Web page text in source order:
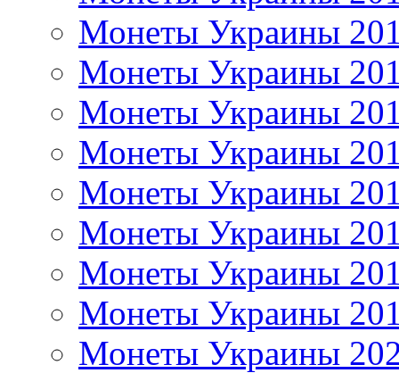
Монеты Украины
Монеты Украины
Монеты Украины
Монеты Украины
Монеты Украины
Монеты Украины
Монеты Украины
Монеты Украины
Монеты Украины